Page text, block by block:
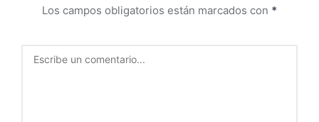
Los campos obligatorios están marcados con *